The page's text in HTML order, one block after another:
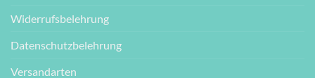
Widerrufsbelehrung
Datenschutzbelehrung
Versandarten